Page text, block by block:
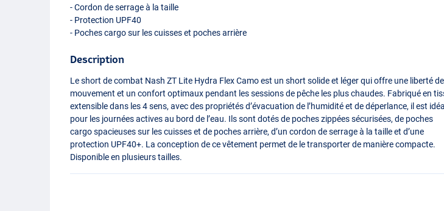
- Cordon de serrage à la taille
- Protection UPF40
- Poches cargo sur les cuisses et poches arrière
Description
Le short de combat Nash ZT Lite Hydra Flex Camo est un short solide et léger qui offre une liberté de
mouvement et un confort optimaux pendant les sessions de pêche les plus chaudes. Fabriqué en
extensible dans les 4 sens, avec des propriétés d’évacuation de l’humidité et de déperlance, il est idéal
pour les journées actives au bord de l’eau. Ils sont dotés de poches zippées sécurisées, de poches
cargo spacieuses sur les cuisses et de poches arrière, d’un cordon de serrage à la taille et d’une
protection UPF40+. La conception de ce vêtement permet de le transporter de manière compacte.
Disponible en plusieurs tailles.